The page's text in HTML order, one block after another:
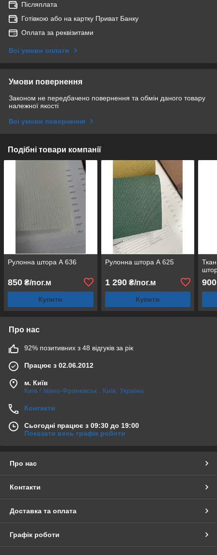
Післяплата
Готівкою або на картку Приват Банку
Оплата за реквізитами
Всі умови оплати
Умови повернення
Законом не передбачено повернення та обмін даного товару
належної якості
Всі умови повернення
Подібні товари компанії
Рулонна штора А 636
850 ₴/пог.м
Купити
Рулонна штора А 625
1 290₴/пог.м
Купити
900
Про нас
92% позитивних з 48 відгуків за рік
Працює з 02.06.2012
м. Київ
Київ / Івано-Франківськ , Київ, Україна
Контакти
Сьогодні працює з 09:30 до 19:00
Показати весь графік роботи
Про нас
Контакти
Доставка та оплата
Графік роботи